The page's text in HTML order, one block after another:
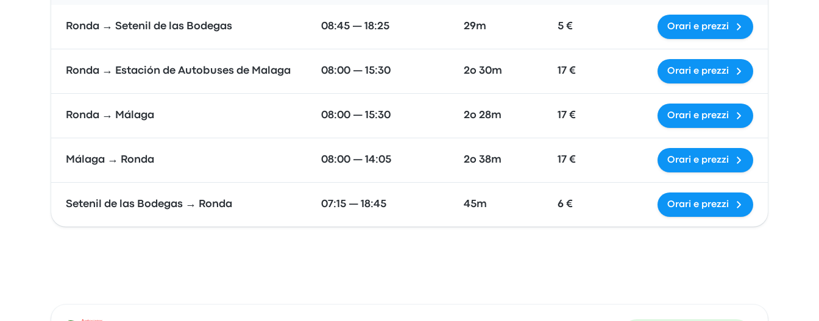
Ronda → Setenil de las Bodegas 08:45 — 18:25 29m 5 € Orari e prezzi
Ronda → Estación de Autobuses de Malaga 08:00 — 15:30 2o 30m 17 € Orari e prezzi
Ronda → Málaga 08:00 — 15:30 2o 28m 17 € Orari e prezzi
Málaga → Ronda 08:00 — 14:05 2o 38m 17 € Orari e prezzi
Setenil de las Bodegas → Ronda 07:15 — 18:45 45m 6 € Orari e prezzi